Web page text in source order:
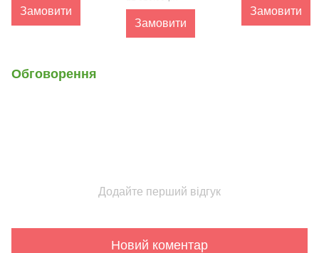
Замовити
Замовити
Замовити
Обговорення
Додайте перший відгук
Новий коментар